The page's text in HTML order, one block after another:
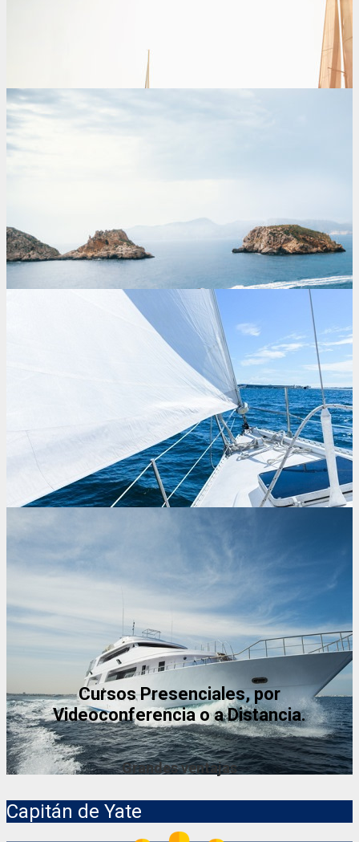
PNB
PER
Patrón de Yate
+ MÁS INFORMACIÓN
Capitán de Yate
Cursos Presenciales, por
Videoconferencia o a Distancia.
Grandes ventajas